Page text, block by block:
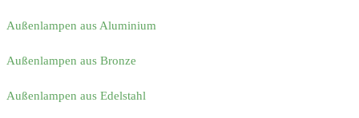
Außenlampen aus Aluminium
Außenlampen aus Bronze
Außenlampen aus Edelstahl